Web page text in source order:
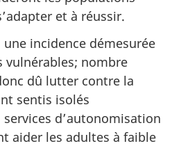
et à réussir.
une incidence démesurée
vulnérables; nombre
dû lutter contre la
sentis isolés
d’autonomisation
aider les adultes à faible